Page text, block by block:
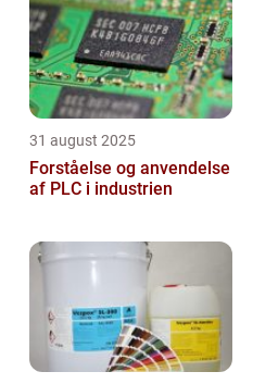
31 august 2025
Forståelse og anvendelse
af PLC i industrien